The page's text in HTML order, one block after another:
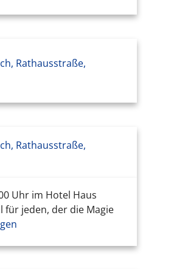
Rathausstraße,
Rathausstraße,
Uhr im Hotel Haus
für jeden, der die Magie